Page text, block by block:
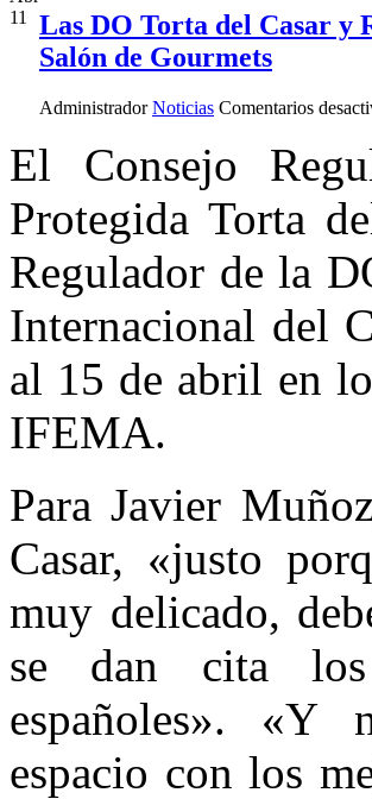
11
Las DO Torta del Casar y
Salón de Gourmets
Administrador Noticias Comentarios
El Consejo
Protegida Torta
Regulador de la
Internacional del
al 15 de abril en
IFEMA.
Para Javier
Casar, «justo
muy delicado,
se dan cita los
españoles». «Y
espacio con los